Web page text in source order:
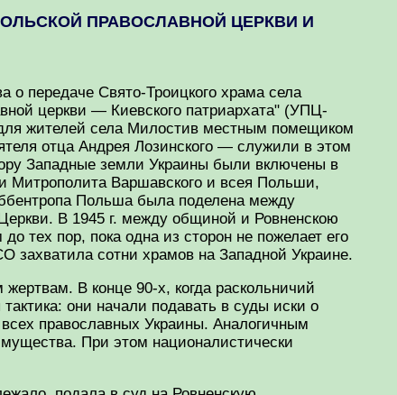
ПРАВОСЛАВНОЙ ЦЕРКВИ И
о передаче Свято-Троицкого храма села
церкви — Киевского патриархата" (УПЦ-
жителей села Милостив местным помещиком
отца Андрея Лозинского — служили в этом
Западные земли Украины были включены в
Митрополита Варшавского и всея Польши,
Польша была поделена между
В 1945 г. между общиной и Ровненскою
тех пор, пока одна из сторон не пожелает его
захватила сотни храмов на Западной Украине.
В конце 90-х, когда раскольничий
они начали подавать в суды иски о
православных Украины. Аналогичным
При этом националистически